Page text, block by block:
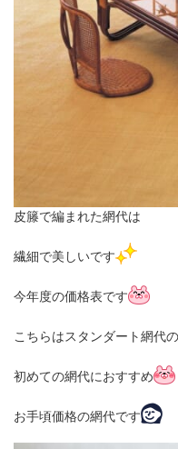
皮籐で編まれた網代は
繊細で美しいです
今年度の価格表です
こちらはスタンダート網代
初めての網代におすすめ
お手頃価格の網代です